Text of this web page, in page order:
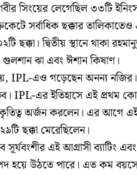
সিংয়ের লেগেছিল ৩৩টি
সর্বাধিক ছক্কার
ছক্কা। দ্বিতীয় স্থানে থাকা
ঝা এবং ঈশান কিষাণ।
IPL-এও গড়েছেন অনন্য
IPL-এর ইতিহাসে এই প্রথম
কৃতিত্ব অর্জন করলেন। এর আগে
ছক্কা মেরেছিলেন।
এই আগ্রাসী ব্যাটিং
হয়ে উঠতে পারে। এত কম বয়সে